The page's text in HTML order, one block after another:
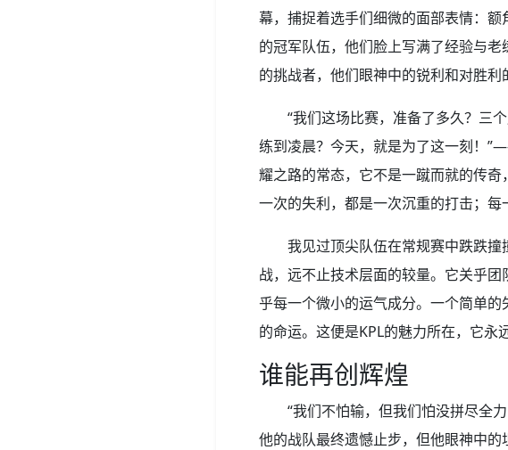
幕，捕捉着选手们细微的面部表情：
的冠军队伍，他们脸上写满了经验与
的挑战者，他们眼神中的锐利和对胜利
“我们这场比赛，准备了多久？三
练到凌晨？今天，就是为了这一刻！
耀之路的常态，它不是一蹴而就的传
一次的失利，都是一次沉重的打击；每
我见过顶尖队伍在常规赛中跌跌
战，远不止技术层面的较量。它关乎
乎每一个微小的运气成分。一个简单
的命运。这便是KPL的魅力所在，它永
谁能再创辉煌
“我们不怕输，但我们怕没拼尽全
他的战队最终遗憾止步，但他眼神中